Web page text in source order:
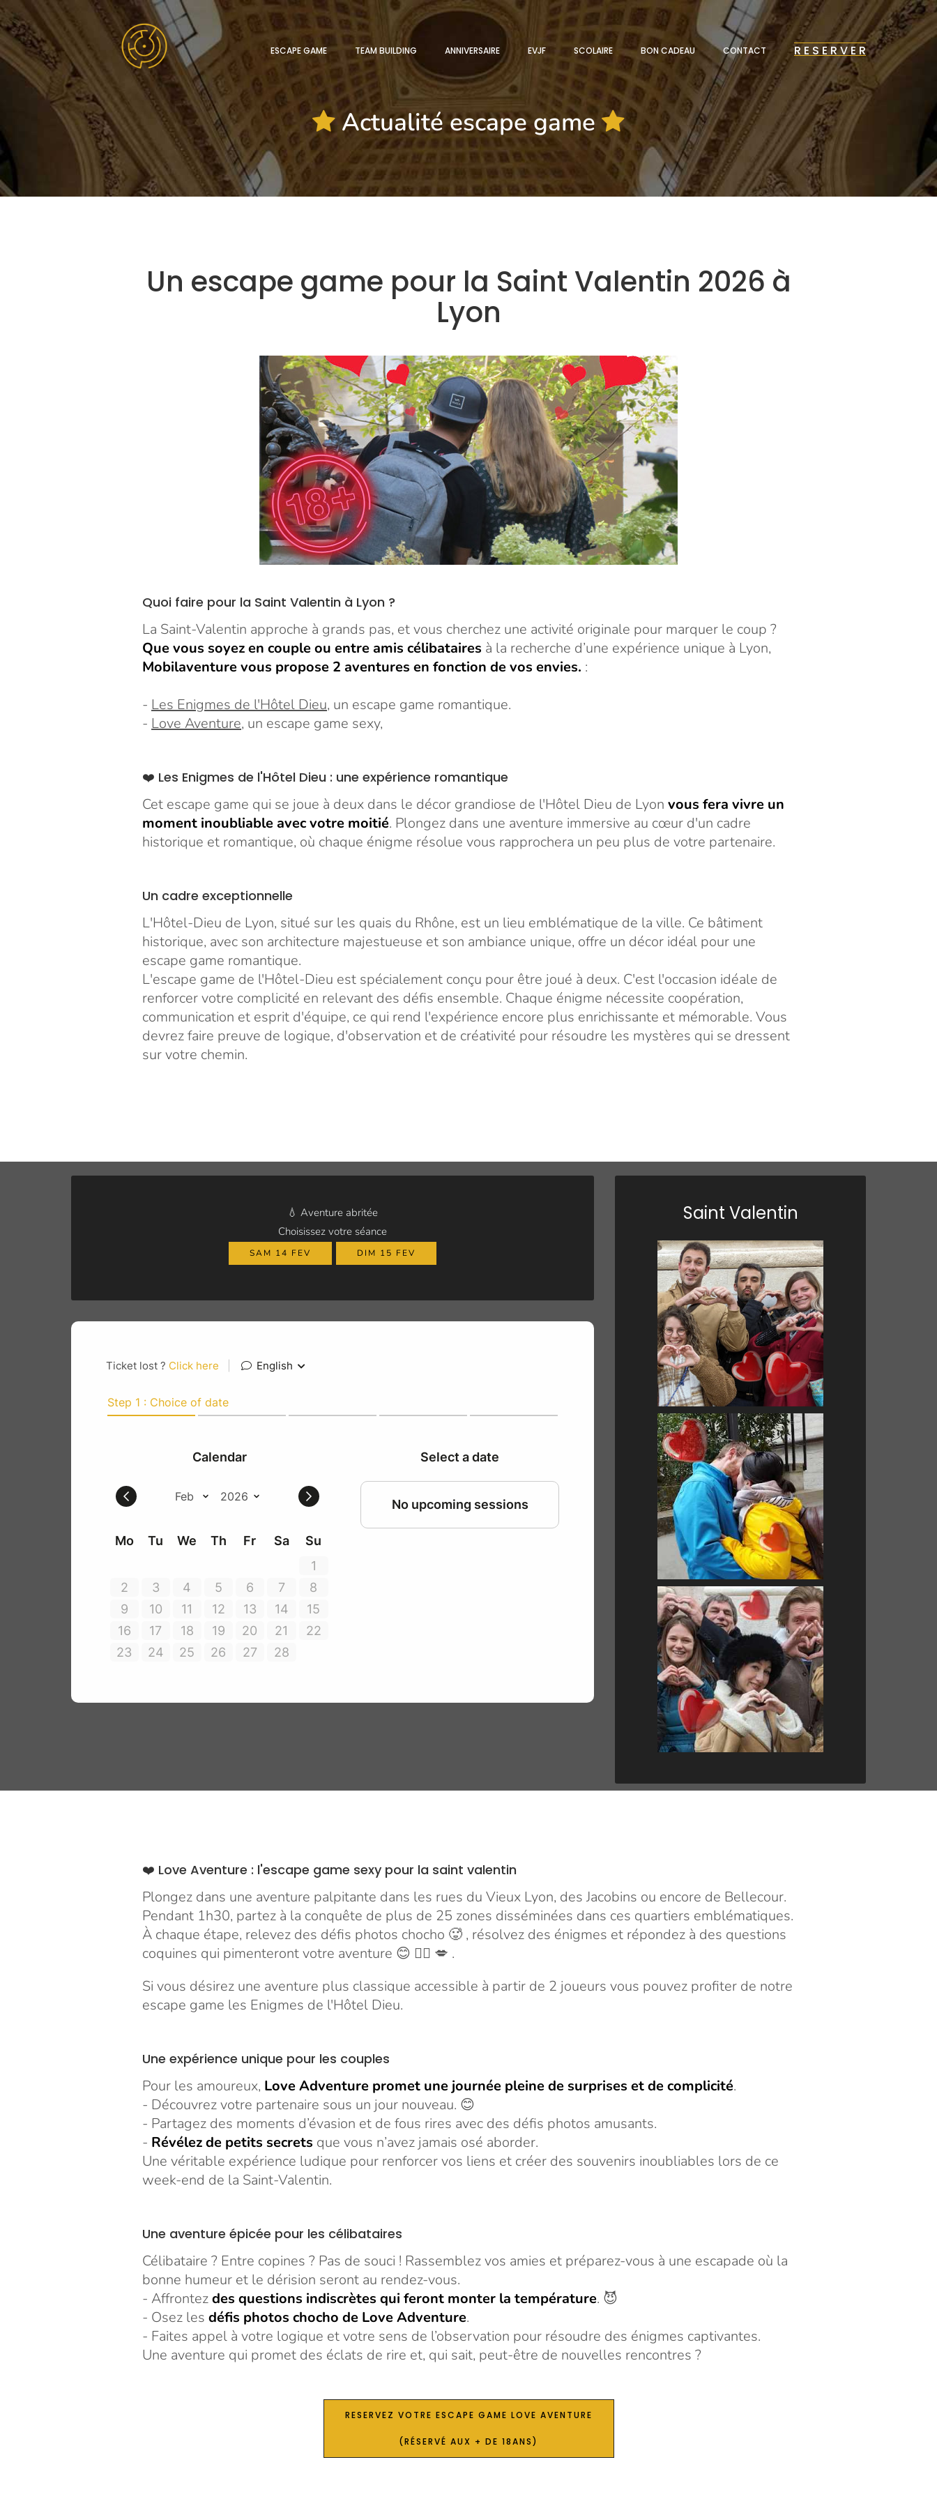
ESCAPE GAME TEAM BUILDING ANNIVERSAIRE EVJF SCOLAIRE BON CADEAU CONTACT R E S E R V E R
Actualité escape game
Un escape game pour la Saint Valentin 2026 à
Lyon
Quoi faire pour la Saint Valentin à Lyon ?
La Saint-Valentin approche à grands pas, et vous cherchez une activité originale pour marquer le coup ?
Que vous soyez en couple ou entre amis célibataires à la recherche d’une expérience unique à Lyon,
Mobilaventure vous propose 2 aventures en fonction de vos envies. :
- Les Enigmes de l'Hôtel Dieu, un escape game romantique.
- Love Aventure, un escape game sexy,
❤️‍ Les Enigmes de l'Hôtel Dieu : une expérience romantique
Cet escape game qui se joue à deux dans le décor grandiose de l'Hôtel Dieu de Lyon vous fera vivre un
moment inoubliable avec votre moitié. Plongez dans une aventure immersive au cœur d'un cadre
historique et romantique, où chaque énigme résolue vous rapprochera un peu plus de votre partenaire.
Un cadre exceptionnelle
L'Hôtel-Dieu de Lyon, situé sur les quais du Rhône, est un lieu emblématique de la ville. Ce bâtiment
historique, avec son architecture majestueuse et son ambiance unique, offre un décor idéal pour une
escape game romantique.
L'escape game de l'Hôtel-Dieu est spécialement conçu pour être joué à deux. C'est l'occasion idéale de
renforcer votre complicité en relevant des défis ensemble. Chaque énigme nécessite coopération,
communication et esprit d'équipe, ce qui rend l'expérience encore plus enrichissante et mémorable. Vous
devrez faire preuve de logique, d'observation et de créativité pour résoudre les mystères qui se dressent
sur votre chemin.
💧 Aventure abritée
Choisissez votre séance
SAM 14 FEV DIM 15 FEV
Saint Valentin
❤️‍ Love Aventure : l'escape game sexy pour la saint valentin
Plongez dans une aventure palpitante dans les rues du Vieux Lyon, des Jacobins ou encore de Bellecour.
Pendant 1h30, partez à la conquête de plus de 25 zones disséminées dans ces quartiers emblématiques.
À chaque étape, relevez des défis photos chocho 🥵 , résolvez des énigmes et répondez à des questions
coquines qui pimenteront votre aventure 😊 ❤️‍🔥 💋 .
Si vous désirez une aventure plus classique accessible à partir de 2 joueurs vous pouvez profiter de notre
escape game les Enigmes de l'Hôtel Dieu.
Une expérience unique pour les couples
Pour les amoureux, Love Adventure promet une journée pleine de surprises et de complicité.
- Découvrez votre partenaire sous un jour nouveau. 😊
- Partagez des moments d’évasion et de fous rires avec des défis photos amusants.
- Révélez de petits secrets que vous n’avez jamais osé aborder.
Une véritable expérience ludique pour renforcer vos liens et créer des souvenirs inoubliables lors de ce
week-end de la Saint-Valentin.
Une aventure épicée pour les célibataires
Célibataire ? Entre copines ? Pas de souci ! Rassemblez vos amies et préparez-vous à une escapade où la
bonne humeur et le dérision seront au rendez-vous.
- Affrontezdes questions indiscrètes qui feront monter la température. 😈
- Osez les défis photos chocho de Love Adventure.
- Faites appel à votre logique et votre sens de l’observation pour résoudre des énigmes captivantes.
Une aventure qui promet des éclats de rire et, qui sait, peut-être de nouvelles rencontres ?
RESERVEZ VOTRE ESCAPE GAME LOVE AVENTURE
(RÉSERVÉ AUX + DE 18ANS)